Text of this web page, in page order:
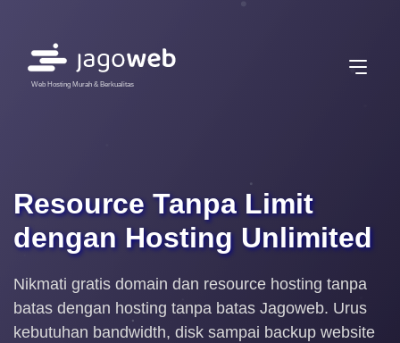
Web Hosting Murah & Berkualitas
Resource Tanpa Limit
dengan Hosting Unlimited
Nikmati gratis domain dan resource hosting tanpa
batas dengan hosting tanpa batas Jagoweb. Urus
kebutuhan bandwidth, disk sampai backup website